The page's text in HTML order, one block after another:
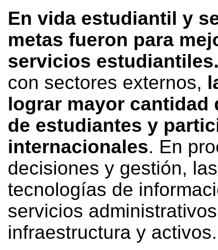
En vida estudiantil y
metas fueron para
servicios
con sectores externos,
lograr mayor cantidad
de estudiantes y
internacionales. En
decisiones y gestión,
tecnologías de
servicios
infraestructura y activos.